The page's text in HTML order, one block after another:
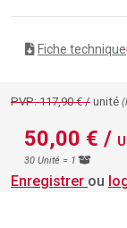
Fiche technique
PVP: 117,90 € / unité
50,00 € /
30 Unité = 1
Enregistrer ou